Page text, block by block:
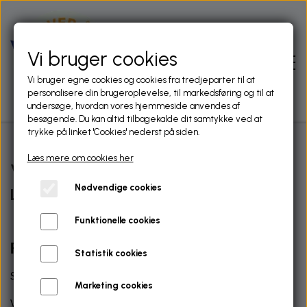
FORSIDE
NYHEDER
NYHEDER FRA FACEBOOK OG DANMARKS
Velkommen til Liver Å
Lystfiskerforening
Fiskesæson 2026 er nu i gang.
Så er sæson 2026 startet.
Vi anbefaler stadig podcast fra Danmarks Sportsfiskerforbund
Vi bruger cookies
Vi bruger egne cookies og cookies fra tredjeparter til at
personalisere din brugeroplevelse, til markedsføring og til at
undersøge, hvordan vores hjemmeside anvendes af
besøgende. Du kan altid tilbagekalde dit samtykke ved at
trykke på linket 'Cookies' nederst på siden.
Læs mere om cookies her
Nødvendige cookies
Funktionelle cookies
Statistik cookies
Marketing cookies